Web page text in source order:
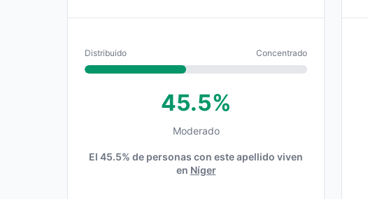
Distribuido Concentrado
45.5%
Moderado
El 45.5% de personas con este apellido viven
en Níger